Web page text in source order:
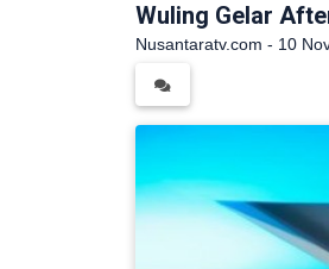
Wuling Gelar
Nusantaratv.com - 10